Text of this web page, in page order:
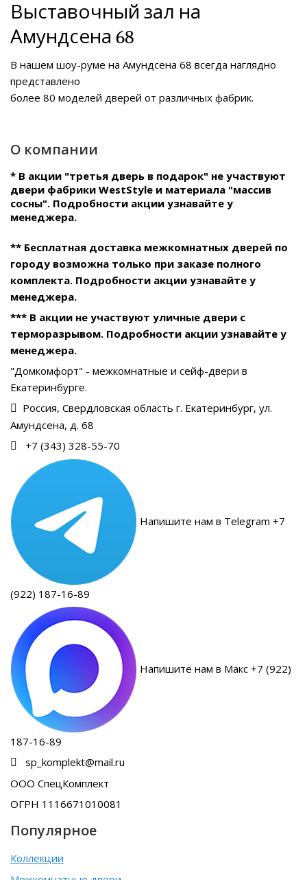
Выставочный зал на
Амундсена 68
В нашем шоу-руме на Амундсена 68 всегда наглядно
представлено
более 80 моделей дверей от различных фабрик.
О компании
* В акции "третья дверь в подарок" не участвуют
двери фабрики WestStyle и материала "массив
сосны". Подробности акции узнавайте у
менеджера.
** Бесплатная доставка межкомнатных дверей по
городу возможна только при заказе полного
комплекта. Подробности акции узнавайте у
менеджера.
*** В акции не участвуют уличные двери с
терморазрывом. Подробности акции узнавайте у
менеджера.
"Домкомфорт" - межкомнатные и сейф-двери в
Екатеринбурге.
Россия, Свердловская область г. Екатеринбург, ул.
Амундсена, д. 68
+7 (343) 328-55-70
Напишите нам в Telegram +7
(922) 187-16-89
Напишите нам в Макс +7 (922)
187-16-89
sp_komplekt@mail.ru
ООО СпецКомплект
ОГРН 1116671010081
Популярное
Коллекции